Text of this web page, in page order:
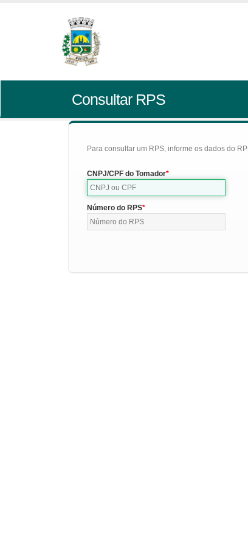
Consultar RPS
Para consultar um RPS, informe os dados do
CNPJ/CPF do Tomador
Número do RPS